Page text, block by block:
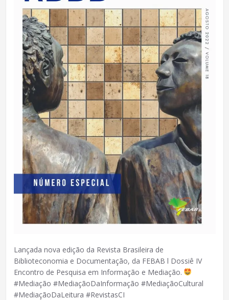
Lançada nova edição da Revista Brasileira de
Biblioteconomia e Documentação, da FEBAB l Dossiê IV
Encontro de Pesquisa em Informação e Mediação.
#Mediação #MediaçãoDaInformação #MediaçãoCultural
#MediaçãoDaLeitura #RevistasCI